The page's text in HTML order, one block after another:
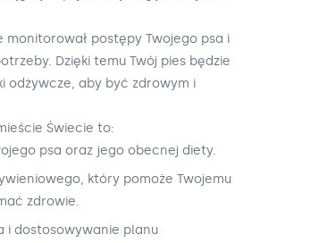
postępy Twojego psa i
Dzięki temu Twój pies będzie
odżywcze, aby być zdrowym i
Świecie to:
psa oraz jego obecnej diety.
który pomoże Twojemu
zdrowie.
i dostosowywanie planu